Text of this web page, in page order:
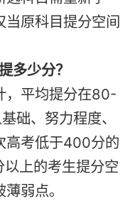
当原科目提分空间
多少分？
，平均提分在80-
础、努力程度、
高考低于400分的
上的考生提分空
弱点。